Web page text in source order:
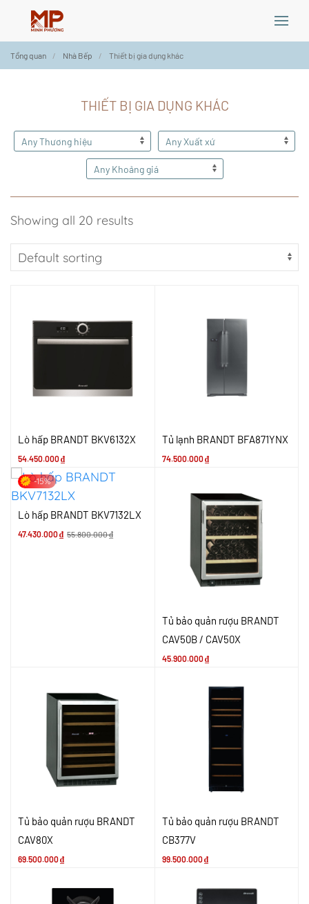
Skip
to
Tổng quan Nhà Bếp Thiết bị gia dụng khác
THIẾT BỊ GIA DỤNG KHÁC
Showing all 20 results
Lò hấp BRANDT BKV6132X
54.450.000₫
Tủ lạnh BRANDT BFA871YNX
74.500.000₫
-15%
Lò hấp BRANDT BKV7132LX
47.430.000₫ 55.800.000₫
Tủ bảo quản rượu BRANDT
CAV50B / CAV50X
45.900.000₫
Tủ bảo quản rượu BRANDT
CAV80X
69.500.000₫
Tủ bảo quản rượu BRANDT
CB377V
99.500.000₫